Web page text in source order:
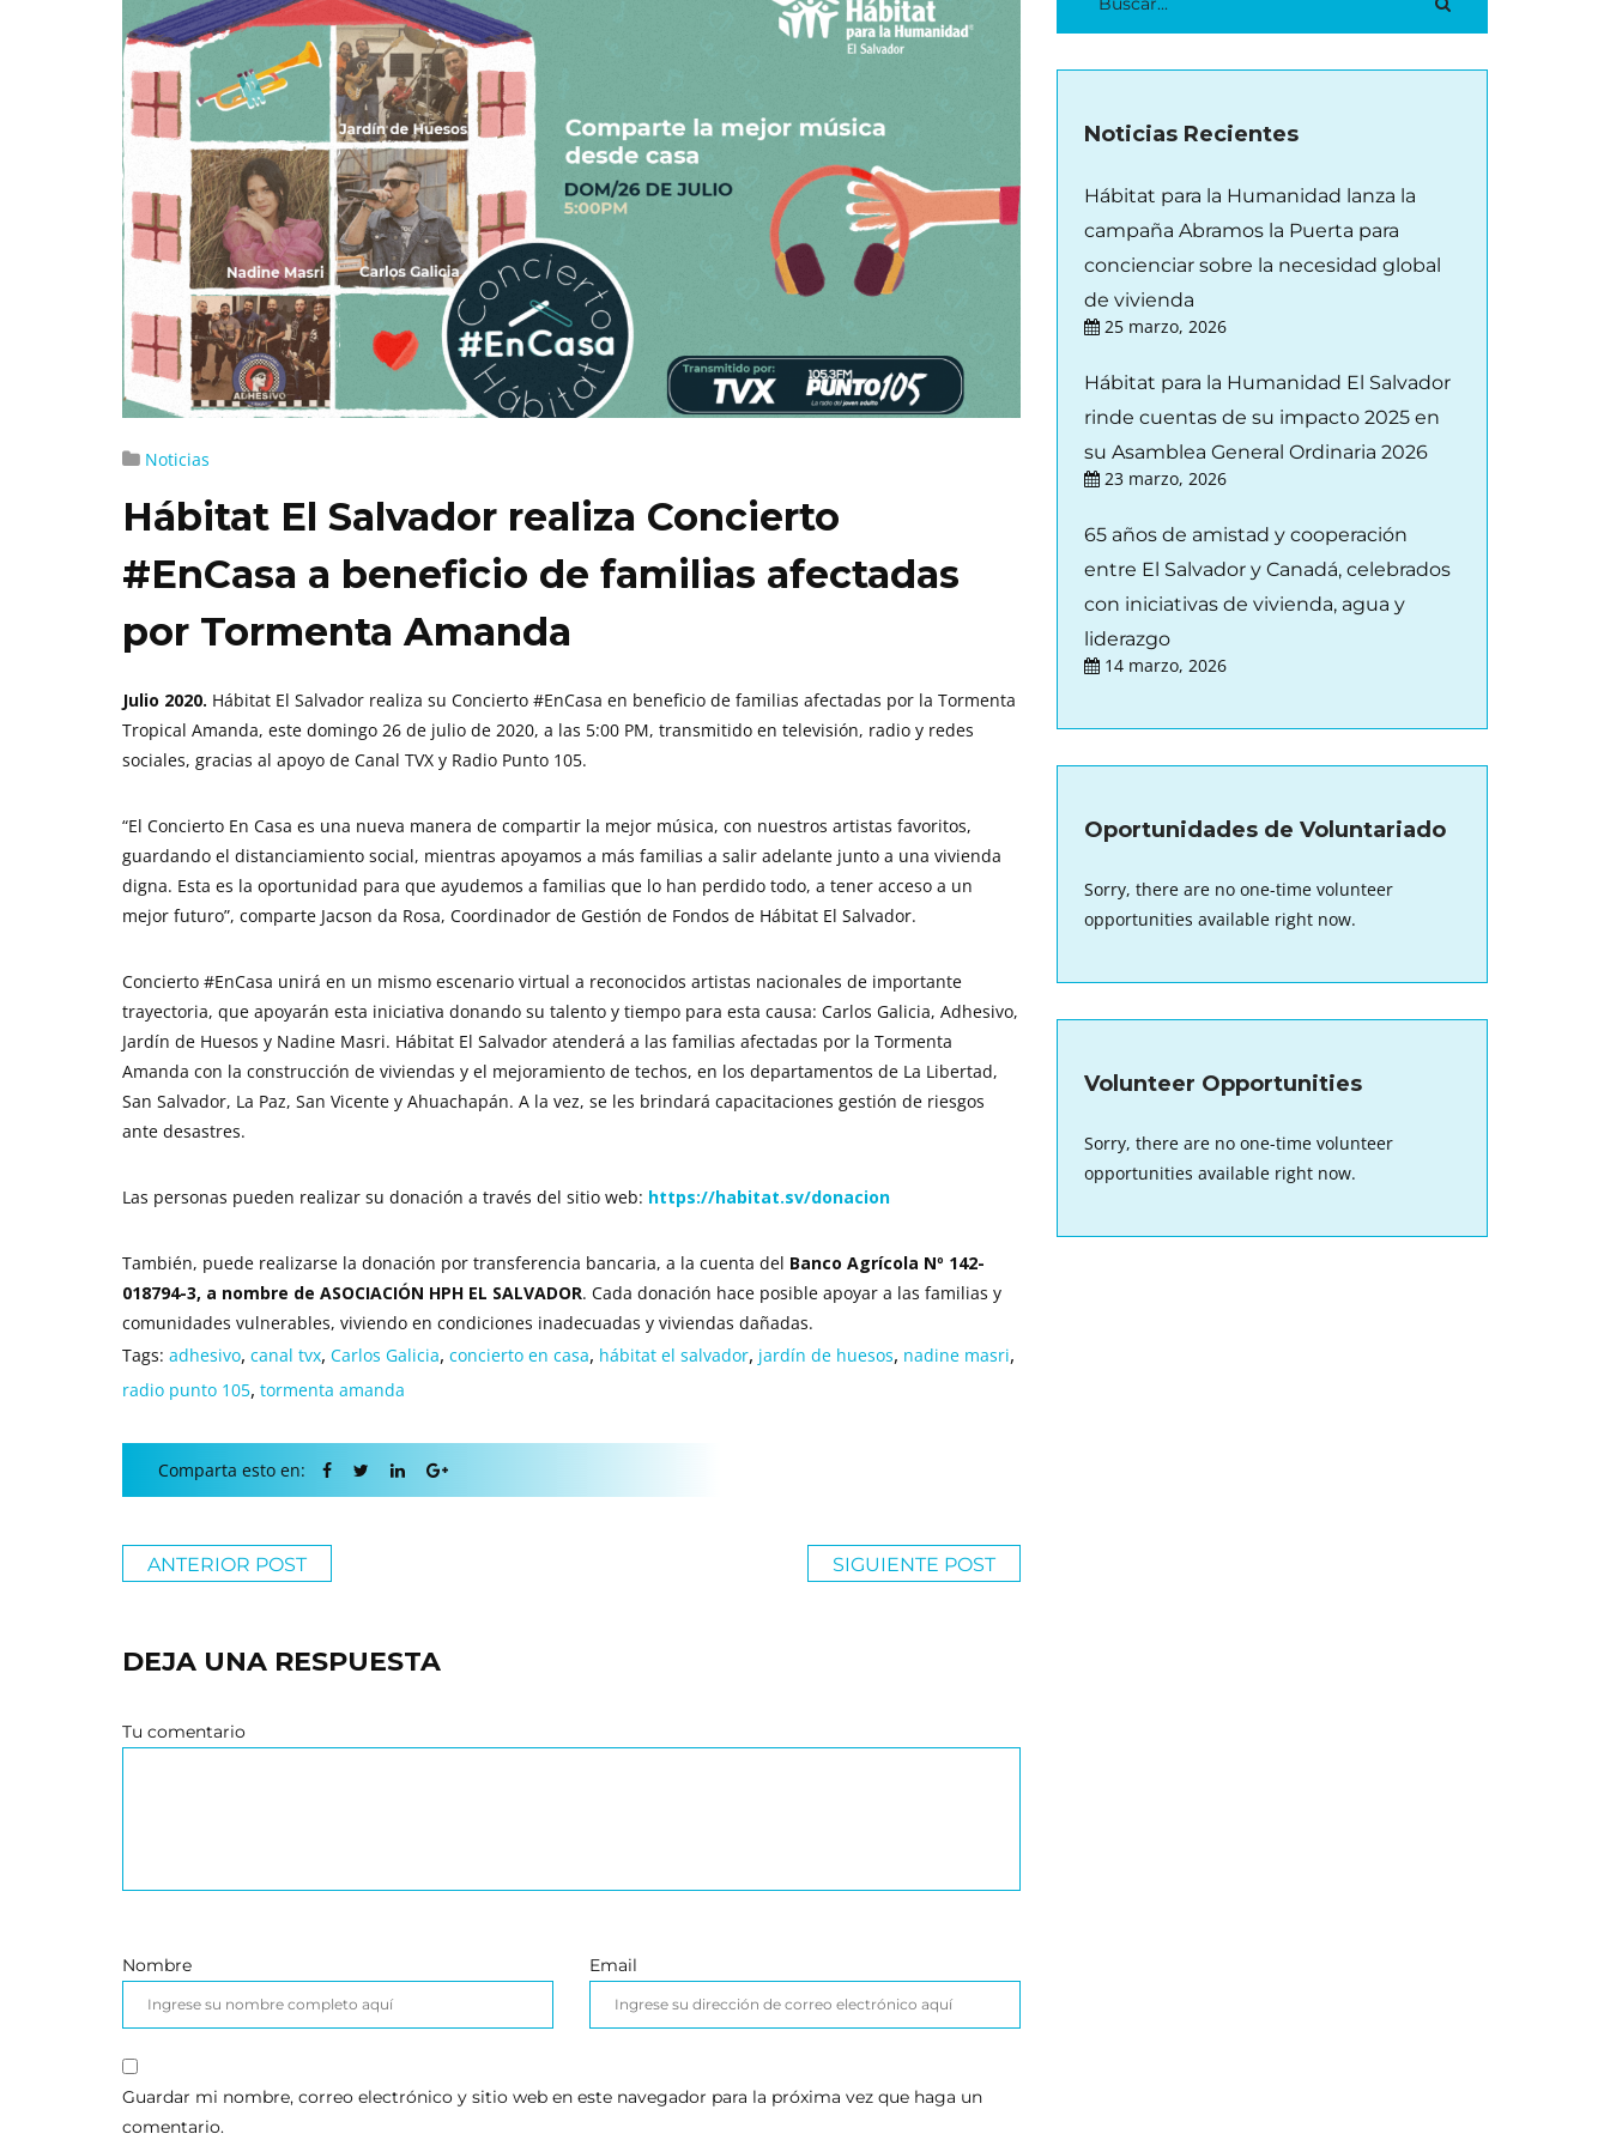
Noticias
Hábitat El Salvador realiza Concierto
#EnCasa a beneficio de familias afectadas
por Tormenta Amanda
Julio 2020. Hábitat El Salvador realiza su Concierto #EnCasa en beneficio de familias afectadas por la Tormenta
Tropical Amanda, este domingo 26 de julio de 2020, a las 5:00 PM, transmitido en televisión, radio y redes
sociales, gracias al apoyo de Canal TVX y Radio Punto 105.
“El Concierto En Casa es una nueva manera de compartir la mejor música, con nuestros artistas favoritos,
guardando el distanciamiento social, mientras apoyamos a más familias a salir adelante junto a una vivienda
digna. Esta es la oportunidad para que ayudemos a familias que lo han perdido todo, a tener acceso a un
mejor futuro”, comparte Jacson da Rosa, Coordinador de Gestión de Fondos de Hábitat El Salvador.
Concierto #EnCasa unirá en un mismo escenario virtual a reconocidos artistas nacionales de importante
trayectoria, que apoyarán esta iniciativa donando su talento y tiempo para esta causa: Carlos Galicia, Adhesivo,
Jardín de Huesos y Nadine Masri. Hábitat El Salvador atenderá a las familias afectadas por la Tormenta
Amanda con la construcción de viviendas y el mejoramiento de techos, en los departamentos de La Libertad,
San Salvador, La Paz, San Vicente y Ahuachapán. A la vez, se les brindará capacitaciones gestión de riesgos
ante desastres.
Las personas pueden realizar su donación a través del sitio web: https://habitat.sv/donacion
También, puede realizarse la donación por transferencia bancaria, a la cuenta del Banco Agrícola Nº 142-
018794-3, a nombre de ASOCIACIÓN HPH EL SALVADOR. Cada donación hace posible apoyar a las familias y
comunidades vulnerables, viviendo en condiciones inadecuadas y viviendas dañadas.
Tags: adhesivo, canal tvx, Carlos Galicia, concierto en casa, hábitat el salvador, jardín de huesos, nadine masri,
radio punto 105, tormenta amanda
Comparta esto en:
ANTERIOR POST SIGUIENTE POST
DEJA UNA RESPUESTA
Tu comentario
Nombre Email
Guardar mi nombre, correo electrónico y sitio web en este navegador para la próxima vez que haga un
comentario.
Noticias Recientes
Hábitat para la Humanidad lanza la
campaña Abramos la Puerta para
concienciar sobre la necesidad global
de vivienda
25 marzo, 2026
Hábitat para la Humanidad El Salvador
rinde cuentas de su impacto 2025 en
su Asamblea General Ordinaria 2026
23 marzo, 2026
65 años de amistad y cooperación
entre El Salvador y Canadá, celebrados
con iniciativas de vivienda, agua y
liderazgo
14 marzo, 2026
Oportunidades de Voluntariado
Sorry, there are no one-time volunteer
opportunities available right now.
Volunteer Opportunities
Sorry, there are no one-time volunteer
opportunities available right now.